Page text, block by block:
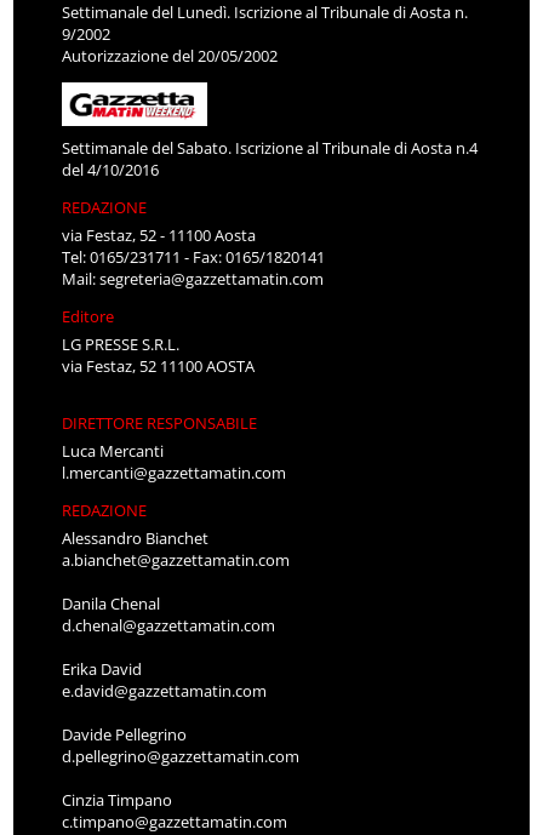
Settimanale del Lunedì. Iscrizione al Tribunale di Aosta n.
9/2002
Autorizzazione del 20/05/2002
Settimanale del Sabato. Iscrizione al Tribunale di Aosta n.4
del 4/10/2016
REDAZIONE
via Festaz, 52 - 11100 Aosta
Tel: 0165/231711 - Fax: 0165/1820141
Mail:segreteria@gazzettamatin.com
Editore
LG PRESSE S.R.L.
via Festaz, 52 11100 AOSTA
DIRETTORE RESPONSABILE
Luca Mercanti
l.mercanti@gazzettamatin.com
REDAZIONE
Alessandro Bianchet
a.bianchet@gazzettamatin.com
Danila Chenal
d.chenal@gazzettamatin.com
Erika David
e.david@gazzettamatin.com
Davide Pellegrino
d.pellegrino@gazzettamatin.com
Cinzia Timpano
c.timpano@gazzettamatin.com